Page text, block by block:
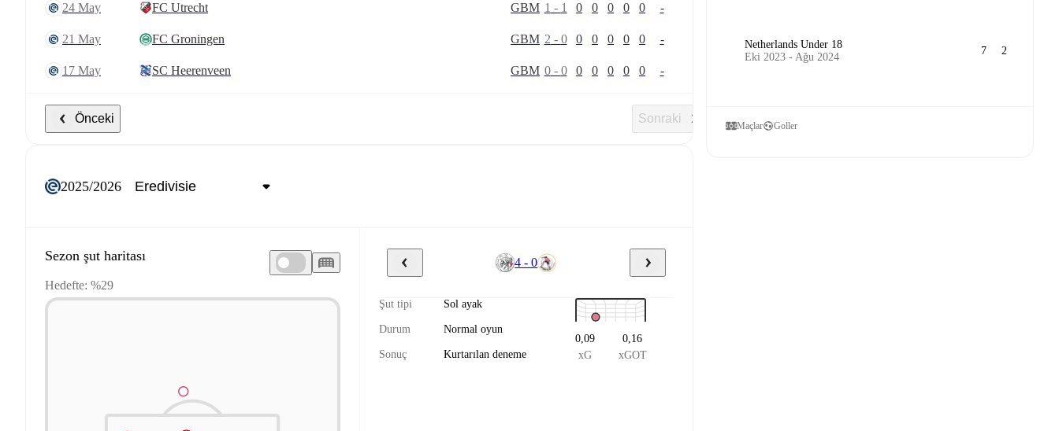
24 May FC Utrecht GBM 1 - 1 0 0 0 0 0 -
21 May FC Groningen GBM 2 - 0 0 0 0 0 0 -
17 May SC Heerenveen GBM 0- 0 0 0 0 0 0 -
Önceki Sonraki
2025/2026
Sezon şut haritası
Hedefte: %29
4 - 0
Şut tipi Sol ayak
Durum Normal oyun
Sonuç Kurtarılan deneme
0,09
xG
0,16
xGOT
Netherlands Under 18
Eki 2023 - Ağu 2024
7 2
Maçlar Goller